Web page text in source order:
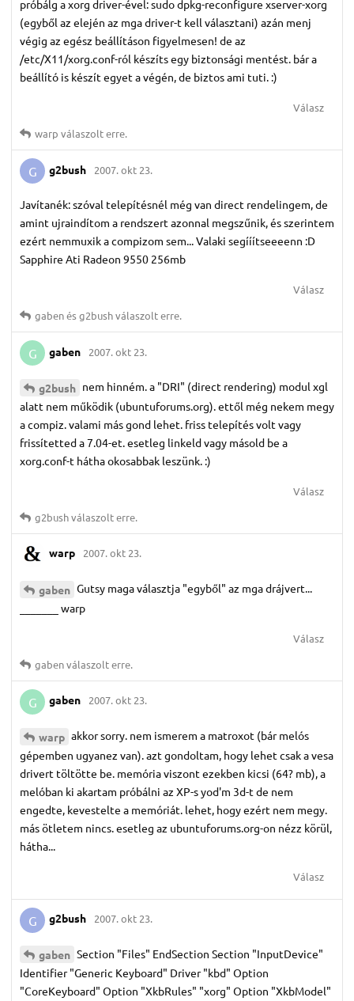
próbálg a xorg driver-ével: sudo dpkg-reconfigure xserver-xorg
(egyből az elején az mga driver-t kell választani) azán menj
végig az egész beállításon figyelmesen! de az
/etc/X11/xorg.conf-ról készíts egy biztonsági mentést. bár a
beállító is készít egyet a végén, de biztos ami tuti. :)
Válasz
warp válaszolt erre.
G g2bush 2007. okt 23.
Javítanék: szóval telepítésnél még van direct rendelingem, de
amint ujraindítom a rendszert azonnal megszűnik, és szerintem
ezért nemmuxik a compizom sem... Valaki segííítseeeenn :D
Sapphire Ati Radeon 9550 256mb
Válasz
gabenésg2bushválaszolt erre.
G gaben 2007. okt 23.
g2bush nem hinném. a "DRI" (direct rendering) modul xgl
alatt nem működik (ubuntuforums.org). ettől még nekem megy
a compiz. valami más gond lehet. friss telepítés volt vagy
frissítetted a 7.04-et. esetleg linkeld vagy másold be a
xorg.conf-t hátha okosabbak leszünk. :)
Válasz
g2bushválaszolt erre.
warp 2007. okt 23.
gaben Gutsy maga választja "egyből" az mga drájvert...
_______ warp
Válasz
gabenválaszolt erre.
G gaben 2007. okt 23.
warp akkor sorry. nem ismerem a matroxot (bár melós
gépemben ugyanez van). azt gondoltam, hogy lehet csak a vesa
drivert töltötte be. memória viszont ezekben kicsi (64? mb), a
melóban ki akartam próbálni az XP-s yod'm 3d-t de nem
engedte, kevestelte a memóriát. lehet, hogy ezért nem megy.
más ötletem nincs. esetleg az ubuntuforums.org-on nézz körül,
hátha...
Válasz
G g2bush 2007. okt 23.
gaben Section "Files" EndSection Section "InputDevice"
Identifier "Generic Keyboard" Driver "kbd" Option
"CoreKeyboard" Option "XkbRules" "xorg" Option "XkbModel"